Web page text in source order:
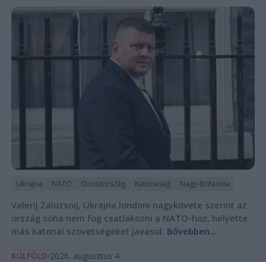
Ukrajna NATO Oroszország Katonaság Nagy-Britannia
Valerij Zaluzsnij, Ukrajna londoni nagykövete szerint az
ország soha nem fog csatlakozni a NATO-hoz, helyette
más katonai szövetségeket javasol. Bővebben...
KÜLFÖLD 2026. augusztus 4.